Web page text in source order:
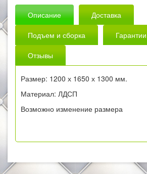
Описание
Доставка
Подъем и сборка
Гарантии
Отзывы
Размер: 1200 х 1650 х 1300 мм.
Материал: ЛДСП
Возможно изменение размера